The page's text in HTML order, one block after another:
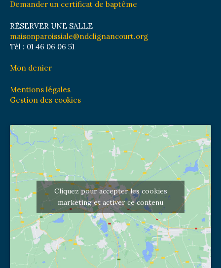
Demander un certificat de baptême
RÉSERVER UNE SALLE
maisonparoissiale@ndclignancourt.org
Tél : 01 46 06 06 51
Mon denier
Mentions légales
Gestion des cookies
Cliquez pour accepter les cookies
marketing et activer ce contenu